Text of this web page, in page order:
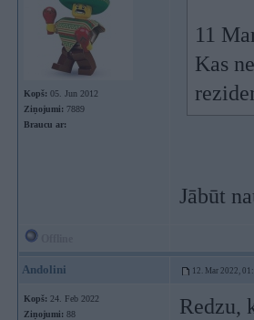
Kopš: 05. Jun 2012
Ziņojumi: 7889
Braucu ar:
11
Kas
Jābūt
Andolini 12. Mar 2022,
Kopš: 24. Feb 2022
Ziņojumi: 88
Redzu,